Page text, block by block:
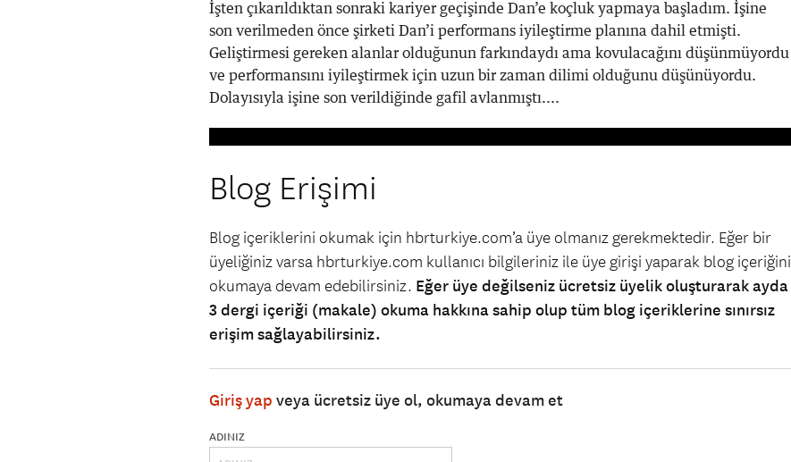
İşten çıkarıldıktan sonraki kariyer geçişinde Dan’e koçluk yapmaya başladım. İşine
son verilmeden önce şirketi Dan’i performans iyileştirme planına dahil etmişti.
Geliştirmesi gereken alanlar olduğunun farkındaydı ama kovulacağını düşünmüyordu
ve performansını iyileştirmek için uzun bir zaman dilimi olduğunu düşünüyordu.
Dolayısıyla işine son verildiğinde gafil avlanmıştı....
Blog Erişimi
Blog içeriklerini okumak için hbrturkiye.com’a üye olmanız gerekmektedir. Eğer bir
üyeliğiniz varsa hbrturkiye.com kullanıcı bilgileriniz ile üye girişi yaparak blog içeriğini
okumaya devam edebilirsiniz. Eğer üye değilseniz ücretsiz üyelik oluşturarak ayda
3 dergi içeriği (makale) okuma hakkına sahip olup tüm blog içeriklerine sınırsız
erişim sağlayabilirsiniz.
Giriş yap veya ücretsiz üye ol, okumaya devam et
ADINIZ